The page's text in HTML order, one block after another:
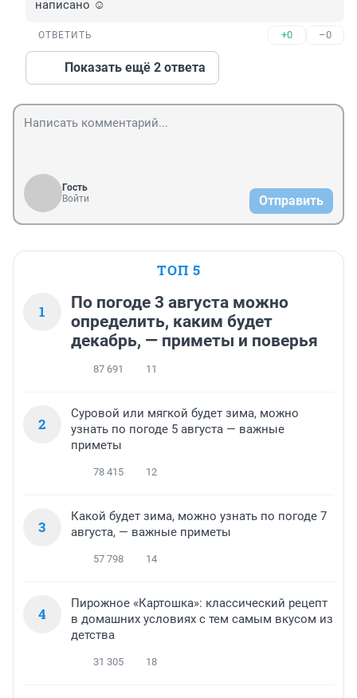
написано ☺️
ОТВЕТИТЬ +0 –0
Показать ещё 2 ответа
Гость
Войти
Отправить
ТОП 5
1
По погоде 3 августа можно
определить, каким будет
декабрь, — приметы и поверья
87 691 11
2
Суровой или мягкой будет зима, можно
узнать по погоде 5 августа — важные
приметы
78 415 12
3
Какой будет зима, можно узнать по погоде 7
августа, — важные приметы
57 798 14
4
Пирожное «Картошка»: классический рецепт
в домашних условиях с тем самым вкусом из
детства
31 305 18